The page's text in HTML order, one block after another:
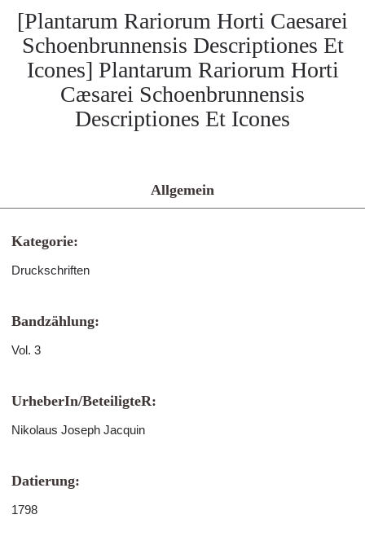
[Plantarum Rariorum Horti Caesarei
Schoenbrunnensis Descriptiones Et
Icones] Plantarum Rariorum Horti
Cæsarei Schoenbrunnensis
Descriptiones Et Icones
Allgemein
Kategorie:
Druckschriften
Bandzählung:
Vol. 3
UrheberIn/BeteiligteR:
Nikolaus Joseph Jacquin
Datierung:
1798